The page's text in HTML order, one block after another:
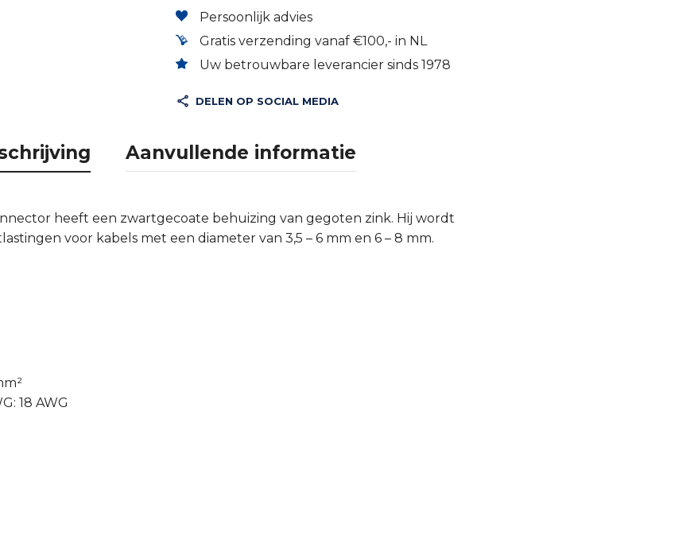
Persoonlijk advies
Gratis verzending vanaf €100,- in NL
Uw betrouwbare leverancier sinds 1978
DELEN OP SOCIAL MEDIA
Aanvullende informatie
heeft een zwartgecoate behuizing van gegoten zink. Hij wordt
voor kabels met een diameter van 3,5 – 6 mm en 6 – 8 mm.
18 AWG